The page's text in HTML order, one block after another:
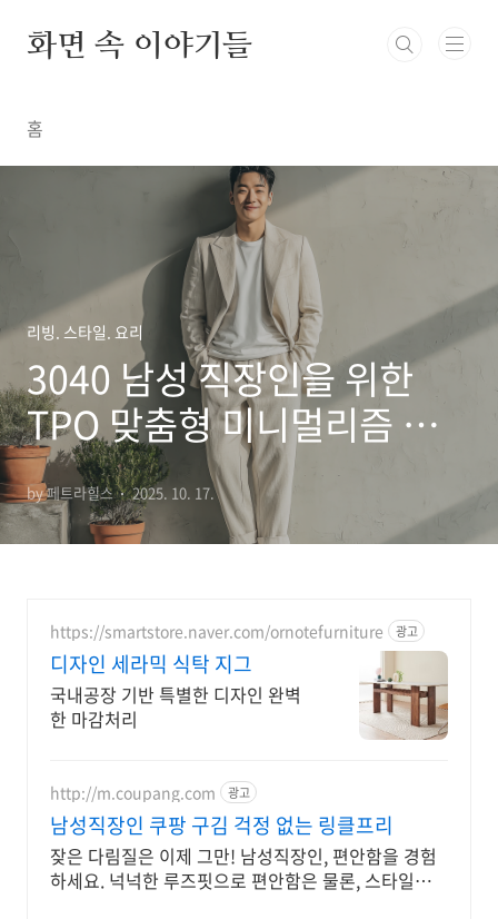
화면 속 이야기들
홈
리빙. 스타일. 요리
3040 남성 직장인을 위한
TPO 맞춤형 미니멀리즘 스타
일링 및 쇼핑 가이드
by 페트라힐스 2025. 10. 17.
https://smartstore.naver.com/ornotefurniture 광고
디자인 세라믹 식탁 지그
국내공장 기반 특별한 디자인 완벽
한 마감처리
http://m.coupang.com 광고
남성직장인 쿠팡 구김 걱정 없는 링클프리
잦은 다림질은 이제 그만! 남성직장인, 편안함을 경험
하세요. 넉넉한 루즈핏으로 편안함은 물론, 스타일까지